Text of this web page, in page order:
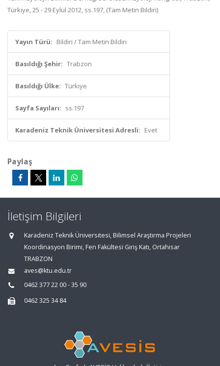
Türkiye, 25 - 29 Eylül 2012, ss.197, (Tam Metin Bildiri)
Yayın Türü: Bildiri / Tam Metin Bildiri
Basıldığı Şehir: Trabzon
Basıldığı Ülke: Türkiye
Sayfa Sayıları: ss.197
Karadeniz Teknik Üniversitesi Adresli: Evet
Paylaş
İletişim Bilgileri
Karadeniz Teknik Üniversitesi, Bilimsel Araştırma Projeleri
Koordinasyon Birimi, Fen Fakültesi Giriş Katı, Ortahisar
TRABZON
aves@ktu.edu.tr
0462 377 22 00 - 35 90
0462 325 34 84